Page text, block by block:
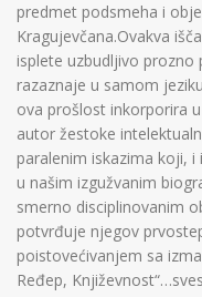
predmet podsmeha i
Kragujevčana.Ovakva
isplete uzbudljivo
razaznaje u samom
ova prošlost inkorporira
autor žestoke
paralenim iskazima koji,
u našim izgužvanim
smerno disciplinovanim
potvrđuje njegov
poistovećivanjem sa
Ređep,